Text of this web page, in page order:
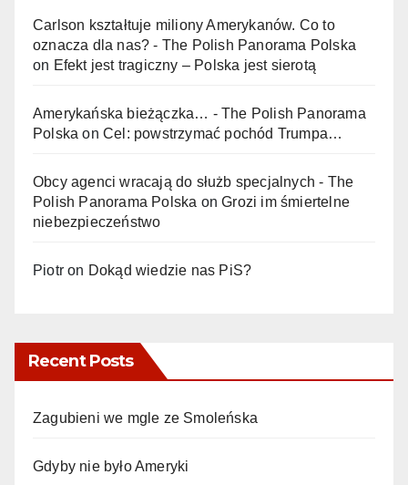
Carlson kształtuje miliony Amerykanów. Co to
oznacza dla nas? - The Polish Panorama Polska
on Efekt jest tragiczny – Polska jest sierotą
Amerykańska bieżączka… - The Polish Panorama
Polska onCel: powstrzymać pochód Trumpa…
Obcy agenci wracają do służb specjalnych - The
Polish Panorama Polska onGrozi im śmiertelne
niebezpieczeństwo
Piotr on Dokąd wiedzie nas PiS?
Recent Posts
Zagubieni we mgle ze Smoleńska
Gdyby nie było Ameryki